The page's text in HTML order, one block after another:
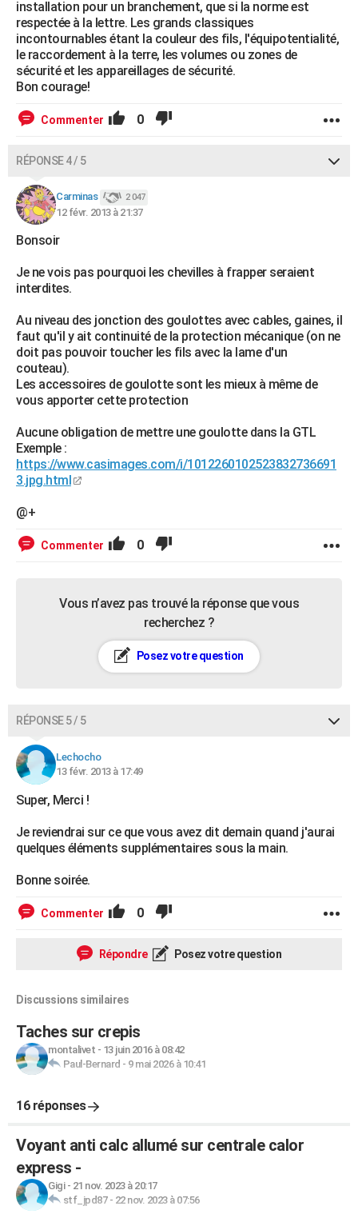
installation pour un branchement, que si la norme est
respectée à la lettre. Les grands classiques
incontournables étant la couleur des fils, l'équipotentialité,
le raccordement à la terre, les volumes ou zones de
sécurité et les appareillages de sécurité.
Bon courage!
Commenter 0
RÉPONSE 4 / 5
Carminas 2 047
12 févr. 2013 à 21:37
Bonsoir
Je ne vois pas pourquoi les chevilles à frapper seraient
interdites.
Au niveau des jonction des goulottes avec cables, gaines, il
faut qu'il y ait continuité de la protection mécanique (on ne
doit pas pouvoir toucher les fils avec la lame d'un
couteau).
Les accessoires de goulotte sont les mieux à même de
vous apporter cette protection
Aucune obligation de mettre une goulotte dans la GTL
Exemple :
https://www.casimages.com/i/1012260102523832736691
3.jpg.html
@+
Commenter 0
Vous n’avez pas trouvé la réponse que vous
recherchez ?
Posez votre question
RÉPONSE 5 / 5
Lechocho
13 févr. 2013 à 17:49
Super, Merci !
Je reviendrai sur ce que vous avez dit demain quand j'aurai
quelques éléments supplémentaires sous la main.
Bonne soirée.
Commenter 0
Répondre Posez votre question
Discussions similaires
Taches sur crepis
montalivet - 13 juin 2016 à 08:42
Paul-Bernard - 9 mai 2026 à 10:41
16 réponses
Voyant anti calc allumé sur centrale calor
express -
Gigi- 21 nov. 2023 à 20:17
stf_jpd87- 22 nov. 2023 à 07:56